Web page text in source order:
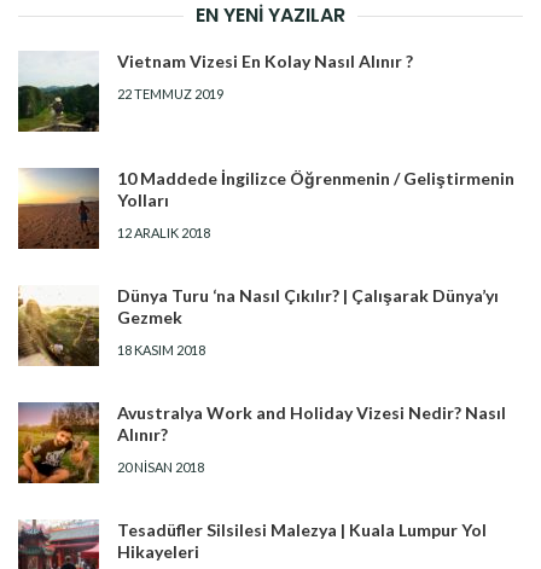
EN YENI YAZILAR
Vietnam Vizesi En Kolay Nasıl Alınır ?
22 TEMMUZ 2019
10 Maddede İngilizce Öğrenmenin / Geliştirmenin
Yolları
12 ARALIK 2018
Dünya Turu ‘na Nasıl Çıkılır? | Çalışarak Dünya’yı
Gezmek
18 KASIM 2018
Avustralya Work and Holiday Vizesi Nedir? Nasıl
Alınır?
20 NISAN 2018
Tesadüfler Silsilesi Malezya | Kuala Lumpur Yol
Hikayeleri